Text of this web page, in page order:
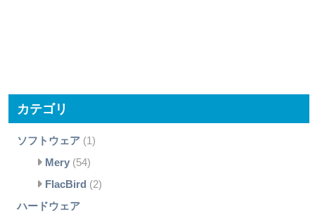
カテゴリ
ソフトウェア(1)
Mery(54)
FlacBird (2)
ハードウェア